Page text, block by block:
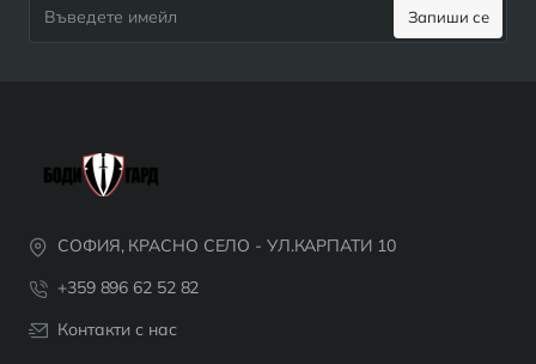
имейл
Запиши се
СОФИЯ, КРАСНО СЕЛО - УЛ.КАРПАТИ 10
+359 896 62 52 82
Контакти с нас